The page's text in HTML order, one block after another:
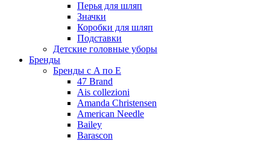
Перья для шляп
Значки
Коробки для шляп
Подставки
Детские головные уборы
Бренды
Бренды с A по E
47 Brand
Ais collezioni
Amanda Christensen
American Needle
Bailey
Barascon